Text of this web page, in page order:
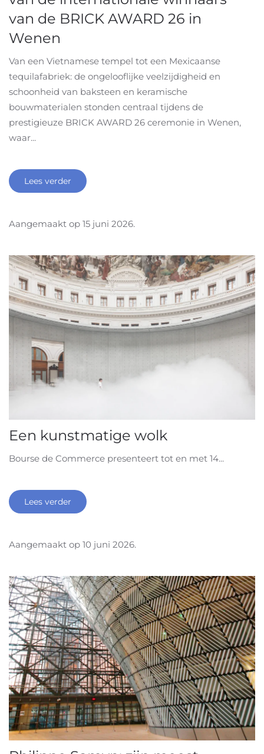
van de BRICK AWARD 26 in
Wenen
Van een Vietnamese tempel tot een Mexicaanse
tequilafabriek: de ongelooflijke veelzijdigheid en
schoonheid van baksteen en keramische
bouwmaterialen stonden centraal tijdens de
prestigieuze BRICK AWARD 26 ceremonie in Wenen,
waar...
Lees verder
Aangemaakt op 15 juni 2026.
Een kunstmatige wolk
Bourse de Commerce presenteert tot en met 14...
Lees verder
Aangemaakt op 10 juni 2026.